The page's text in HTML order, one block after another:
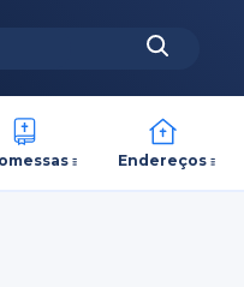
Endereços